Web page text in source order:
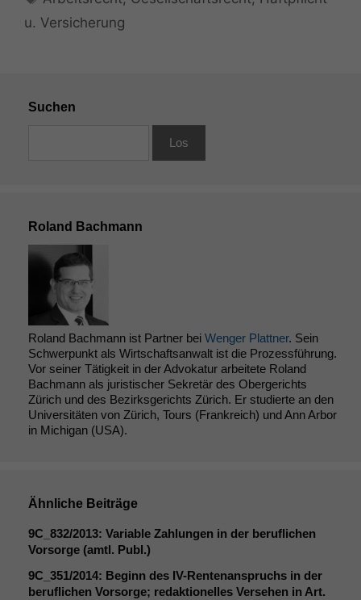
u. Versicherung
Suchen
Roland Bachmann
Roland Bachmann ist Partner bei Wenger Plattner. Sein
Schwerpunkt als Wirtschaftsanwalt ist die Prozessführung.
Vor seiner Tätigkeit in der Advokatur arbeitete Roland
Bachmann als juristischer Sekretär des Obergerichts
Zürich und des Bezirksgerichts Zürich. Er studierte an den
Universitäten von Zürich, Tours (Frankreich) und Ann Arbor
in Michigan (USA).
Ähnliche Beiträge
9C_832/2013: Variable Zahlungen in der beruflichen
Vorsorge (amtl. Publ.)
9C_351/2014: Beginn des IV-Rentenanspruchs in der
beruflichen Vorsorge; redaktionelles Versehen in Art.